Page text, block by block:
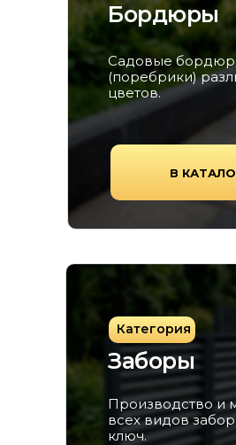
Заборы
Бордюры
Категория
Производство и
всех видов
ключ.
Садовые
(поребрики)
цветов.
В